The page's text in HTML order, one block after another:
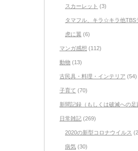
スカーレット (3)
タマフル、キラ☆キラ他TBS
虎に翼 (6)
マンガ感想 (112)
動物 (13)
古民具・料理・インテリア (54)
子育て (70)
新聞記録（もしくは破滅への足
日常雑記(269)
2020の新型コロナウイルス
病気(30)